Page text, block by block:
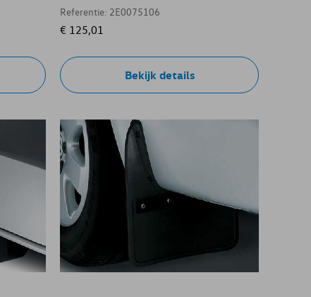
Referentie: 2E0075106
€ 125,01
Bekijk details